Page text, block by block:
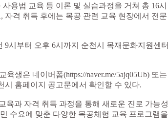
용법 교육 등 이론 및 실습과정을 거쳐 총 16시
격 취득 후에는 목공 관련 교육 현장에서 전문
9시부터 오후 6시까지 순천시 목재문화지원센터
생은 네이버폼(https://naver.me/5ajq05Ub) 또는
시 홈페이지 공고문에서 확인할 수 있다.
육과 자격 취득 과정을 통해 새로운 진로 가능성
수요에 맞춘 다양한 목공체험 교육 프로그램을